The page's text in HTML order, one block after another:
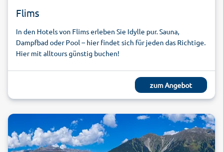
Flims
In den Hotels von Flims erleben Sie Idylle pur. Sauna,
Dampfbad oder Pool – hier findet sich für jeden das Richtige.
Hier mit alltours günstig buchen!
zum Angebot